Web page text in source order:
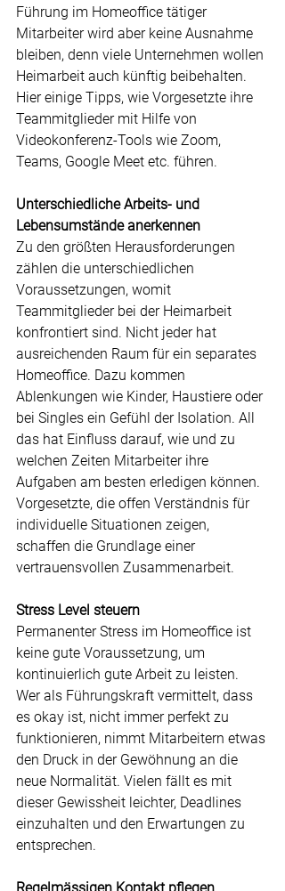
Führung im Homeoffice tätiger
Mitarbeiter wird aber keine Ausnahme
bleiben, denn viele Unternehmen wollen
Heimarbeit auch künftig beibehalten.
Hier einige Tipps, wie Vorgesetzte ihre
Teammitglieder mit Hilfe von
Videokonferenz-Tools wie Zoom,
Teams, Google Meet etc. führen.
Unterschiedliche Arbeits- und
Lebensumstände anerkennen
Zu den größten Herausforderungen
zählen die unterschiedlichen
Voraussetzungen, womit
Teammitglieder bei der Heimarbeit
konfrontiert sind. Nicht jeder hat
ausreichenden Raum für ein separates
Homeoffice. Dazu kommen
Ablenkungen wie Kinder, Haustiere oder
bei Singles ein Gefühl der Isolation. All
das hat Einfluss darauf, wie und zu
welchen Zeiten Mitarbeiter ihre
Aufgaben am besten erledigen können.
Vorgesetzte, die offen Verständnis für
individuelle Situationen zeigen,
schaffen die Grundlage einer
vertrauensvollen Zusammenarbeit.
Stress Level steuern
Permanenter Stress im Homeoffice ist
keine gute Voraussetzung, um
kontinuierlich gute Arbeit zu leisten.
Wer als Führungskraft vermittelt, dass
es okay ist, nicht immer perfekt zu
funktionieren, nimmt Mitarbeitern etwas
den Druck in der Gewöhnung an die
neue Normalität. Vielen fällt es mit
dieser Gewissheit leichter, Deadlines
einzuhalten und den Erwartungen zu
entsprechen.
Regelmässigen Kontakt pflegen